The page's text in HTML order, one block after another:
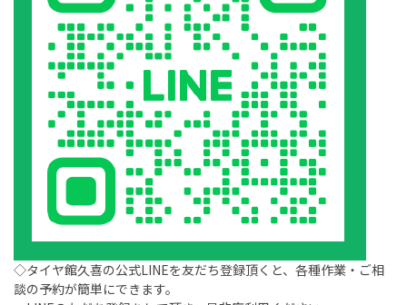
◇タイヤ館久喜の公式LINEを友だち登録頂くと、各種作業・ご相
談の予約が簡単にできます。